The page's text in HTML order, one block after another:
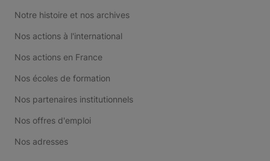
Notre histoire et nos archives
Nos actions à l'international
Nos actions en France
Nos écoles de formation
Nos partenaires institutionnels
Nos offres d'emploi
Nos adresses